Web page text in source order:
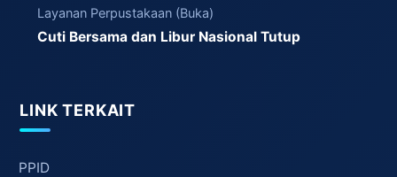
Layanan Perpustakaan (Buka)
Cuti Bersama dan Libur Nasional Tutup
LINK TERKAIT
PPID